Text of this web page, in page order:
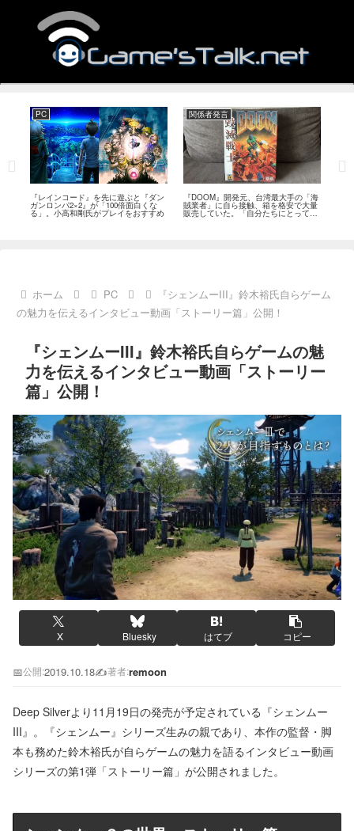
PC
『レインコード』を先に遊ぶと『ダン
ガンロンパ2×2』が「100倍面白くな
る」。小高和剛氏がプレイをおすすめ
関係者発言
『DOOM』開発元、台湾最大手の「海
賊業者」に自ら接触、箱を格安で大量
販売していた。「自分たちにとっては
流通だった」
ホーム PC
『シェンムーIII』鈴木裕氏自らゲーム
の魅力を伝えるインタビュー動画「ストーリー篇」公開！
『シェンムーIII』鈴木裕氏自らゲームの魅
力を伝えるインタビュー動画「ストーリー
篇」公開！
X Bluesky はてブ コピー
📅公開:2019.10.18✍️著者:remoon
Deep Silverより11月19日の発売が予定されている『シェンムー
III』。『シェンムー』シリーズ生みの親であり、本作の監督・脚
本も務めた鈴木裕氏が自らゲームの魅力を語るインタビュー動画
シリーズの第1弾「ストーリー篇」が公開されました。